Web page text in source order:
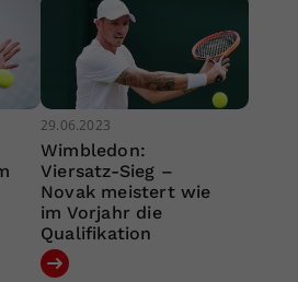
29.06.2023
Wimbledon:
Viersatz-Sieg –
Novak meistert wie
im Vorjahr die
Qualifikation